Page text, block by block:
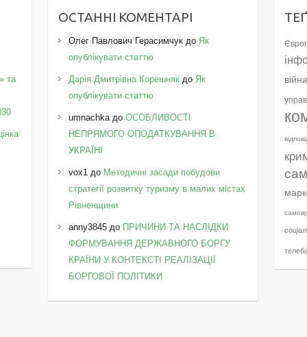
та
ОСТАННІ КОМЕНТАРІ
Олег Павлович Герасимчук до Як
опублікувати статтю
Дарія Дмитрівна Корешняк до Як
опублікувати статтю
umnachkaдоОСОБЛИВОСТІ
НЕПРЯМОГО ОПОДАТКУВАННЯ В
УКРАЇНІ
vox1 до Методичні засади побудови
стратегії розвитку туризму в малих містах
Рівненщини
anny3845 до ПРИЧИНИ ТА НАСЛІДКИ
ФОРМУВАННЯ ДЕРЖАВНОГО БОРГУ
КРАЇНИ У КОНТЕКСТІ РЕАЛІЗАЦІЇ
БОРГОВОЇ ПОЛІТИКИ
війна